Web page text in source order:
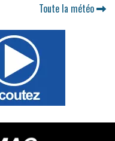
Toute la météo